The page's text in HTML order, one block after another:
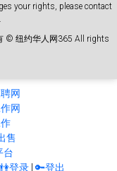
your rights, please contact
© 纽约华人网365 All rights
网
网
售
台
👫登录| 🔑登出